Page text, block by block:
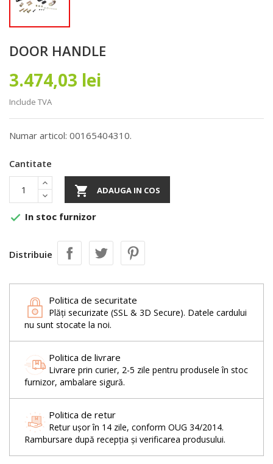
DOOR HANDLE
3.474,03 lei
Include TVA
Numar articol: 00165404310.
Cantitate
 ADAUGA IN COS
 In stoc furnizor
Distribuie
Politica de securitate
Plăți securizate (SSL & 3D Secure). Datele cardului
nu sunt stocate la noi.
Politica de livrare
Livrare prin curier, 2-5 zile pentru produsele în stoc
furnizor, ambalare sigură.
Politica de retur
Retur ușor în 14 zile, conform OUG 34/2014.
Rambursare după recepția și verificarea produsului.